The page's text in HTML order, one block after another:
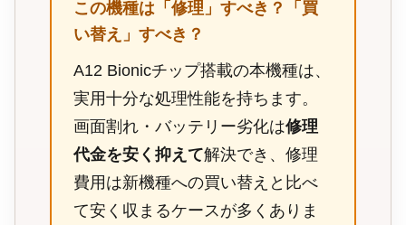
この機種は「修理」すべき？「買
い替え」すべき？
A12 Bionicチップ搭載の本機種は、
実用十分な処理性能を持ちます。
画面割れ・バッテリー劣化は修理
代金を安く抑えて解決でき、修理
費用は新機種への買い替えと比べ
て安く収まるケースが多くありま